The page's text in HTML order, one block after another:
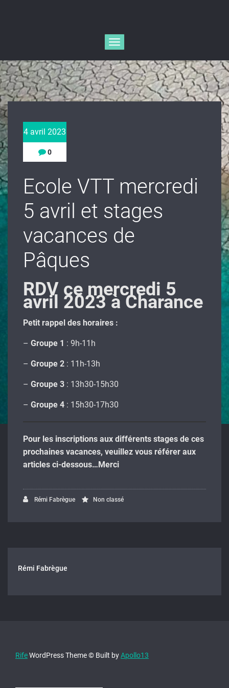
Afficher/masquer
la
navigation
4 avril 2023
0
Ecole VTT mercredi
5 avril et stages
vacances de
Pâques
RDV ce mercredi 5
avril 2023 à Charance
Petit rappel des horaires :
– Groupe 1 : 9h-11h
– Groupe 2 : 11h-13h
– Groupe 3 : 13h30-15h30
– Groupe 4 : 15h30-17h30
Pour les inscriptions aux différents stages de ces
prochaines vacances, veuillez vous référer aux
articles ci-dessous…Merci
Rémi Fabrègue Non classé
Rémi Fabrègue
RifeWordPress Theme © Built byApollo13